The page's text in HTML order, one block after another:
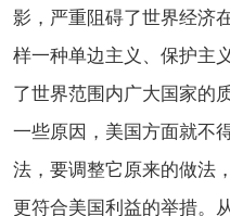
影，严重阻碍了世界经济
样一种单边主义、保护主
了世界范围内广大国家的
一些原因，美国方面就不
法，要调整它原来的做法
更符合美国利益的举措。